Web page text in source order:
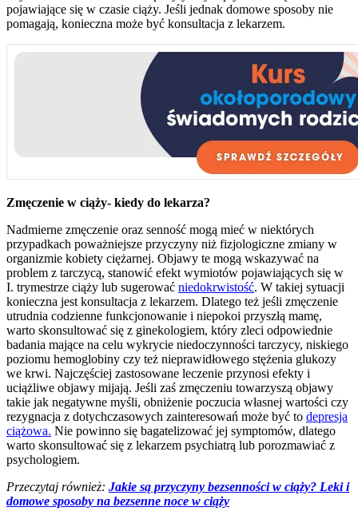
pojawiające się w czasie ciąży. Jeśli jednak domowe sposoby nie
pomagają, konieczna może być konsultacja z lekarzem.
Zmęczenie w ciąży- kiedy do lekarza?
Nadmierne zmęczenie oraz senność mogą mieć w niektórych
przypadkach poważniejsze przyczyny niż fizjologiczne zmiany w
organizmie kobiety ciężarnej. Objawy te mogą wskazywać na
problem z tarczycą, stanowić efekt wymiotów pojawiających się w
I. trymestrze ciąży lub sugerować niedokrwistość. W takiej sytuacji
konieczna jest konsultacja z lekarzem. Dlatego też jeśli zmęczenie
utrudnia codzienne funkcjonowanie i niepokoi przyszłą mamę,
warto skonsultować się z ginekologiem, który zleci odpowiednie
badania mające na celu wykrycie niedoczynności tarczycy, niskiego
poziomu hemoglobiny czy też nieprawidłowego stężenia glukozy
we krwi. Najczęściej zastosowane leczenie przynosi efekty i
uciążliwe objawy mijają. Jeśli zaś zmęczeniu towarzyszą objawy
takie jak negatywne myśli, obniżenie poczucia własnej wartości czy
rezygnacja z dotychczasowych zainteresowań może być to depresja
ciążowa. Nie powinno się bagatelizować jej symptomów, dlatego
warto skonsultować się z lekarzem psychiatrą lub porozmawiać z
psychologiem.
Przeczytaj również: Jakie są przyczyny bezsenności w ciąży? Leki i
domowe sposoby na bezsenne noce w ciąży